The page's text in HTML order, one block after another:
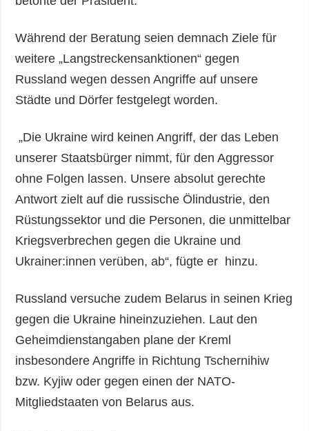
Während der Beratung seien demnach Ziele für
weitere „Langstreckensanktionen“ gegen
Russland wegen dessen Angriffe auf unsere
Städte und Dörfer festgelegt worden.
„Die Ukraine wird keinen Angriff, der das Leben
unserer Staatsbürger nimmt, für den Aggressor
ohne Folgen lassen. Unsere absolut gerechte
Antwort zielt auf die russische Ölindustrie, den
Rüstungssektor und die Personen, die unmittelbar
Kriegsverbrechen gegen die Ukraine und
Ukrainer:innen verüben, ab“, fügte er hinzu.
Russland versuche zudem Belarus in seinen Krieg
gegen die Ukraine hineinzuziehen. Laut den
Geheimdienstangaben plane der Kreml
insbesondere Angriffe in Richtung Tschernihiw
bzw. Kyjiw oder gegen einen der NATO-
Mitgliedstaaten von Belarus aus.